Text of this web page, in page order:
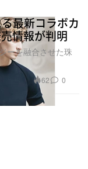
最新コラボカ
情報が判明
ーを融合させた珠
62 0